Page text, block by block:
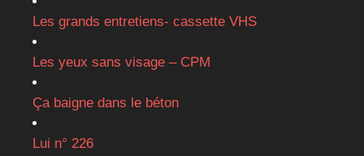
Les grands entretiens- cassette VHS
Les yeux sans visage – CPM
Ça baigne dans le béton
Lui n° 226